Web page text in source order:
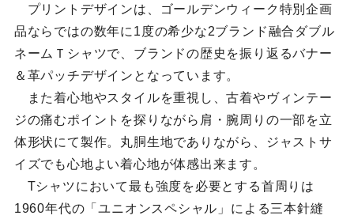
プリントデザインは、ゴールデンウィーク特別企画
品ならではの数年に1度の希少な2ブランド融合ダブル
ネームＴシャツで、ブランドの歴史を振り返るバナー
＆革パッチデザインとなっています。
また着心地やスタイルを重視し、古着やヴィンテー
ジの痛むポイントを探りながら肩・腕周りの一部を立
体形状にて製作。丸胴生地でありながら、ジャストサ
イズでも心地よい着心地が体感出来ます。
Tシャツにおいて最も強度を必要とする首周りは
1960年代の「ユニオンスペシャル」による三本針縫